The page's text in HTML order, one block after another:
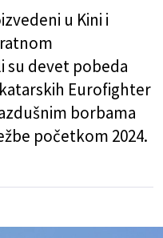
u Kini i
devet pobeda
Eurofighter
borbama
početkom 2024.